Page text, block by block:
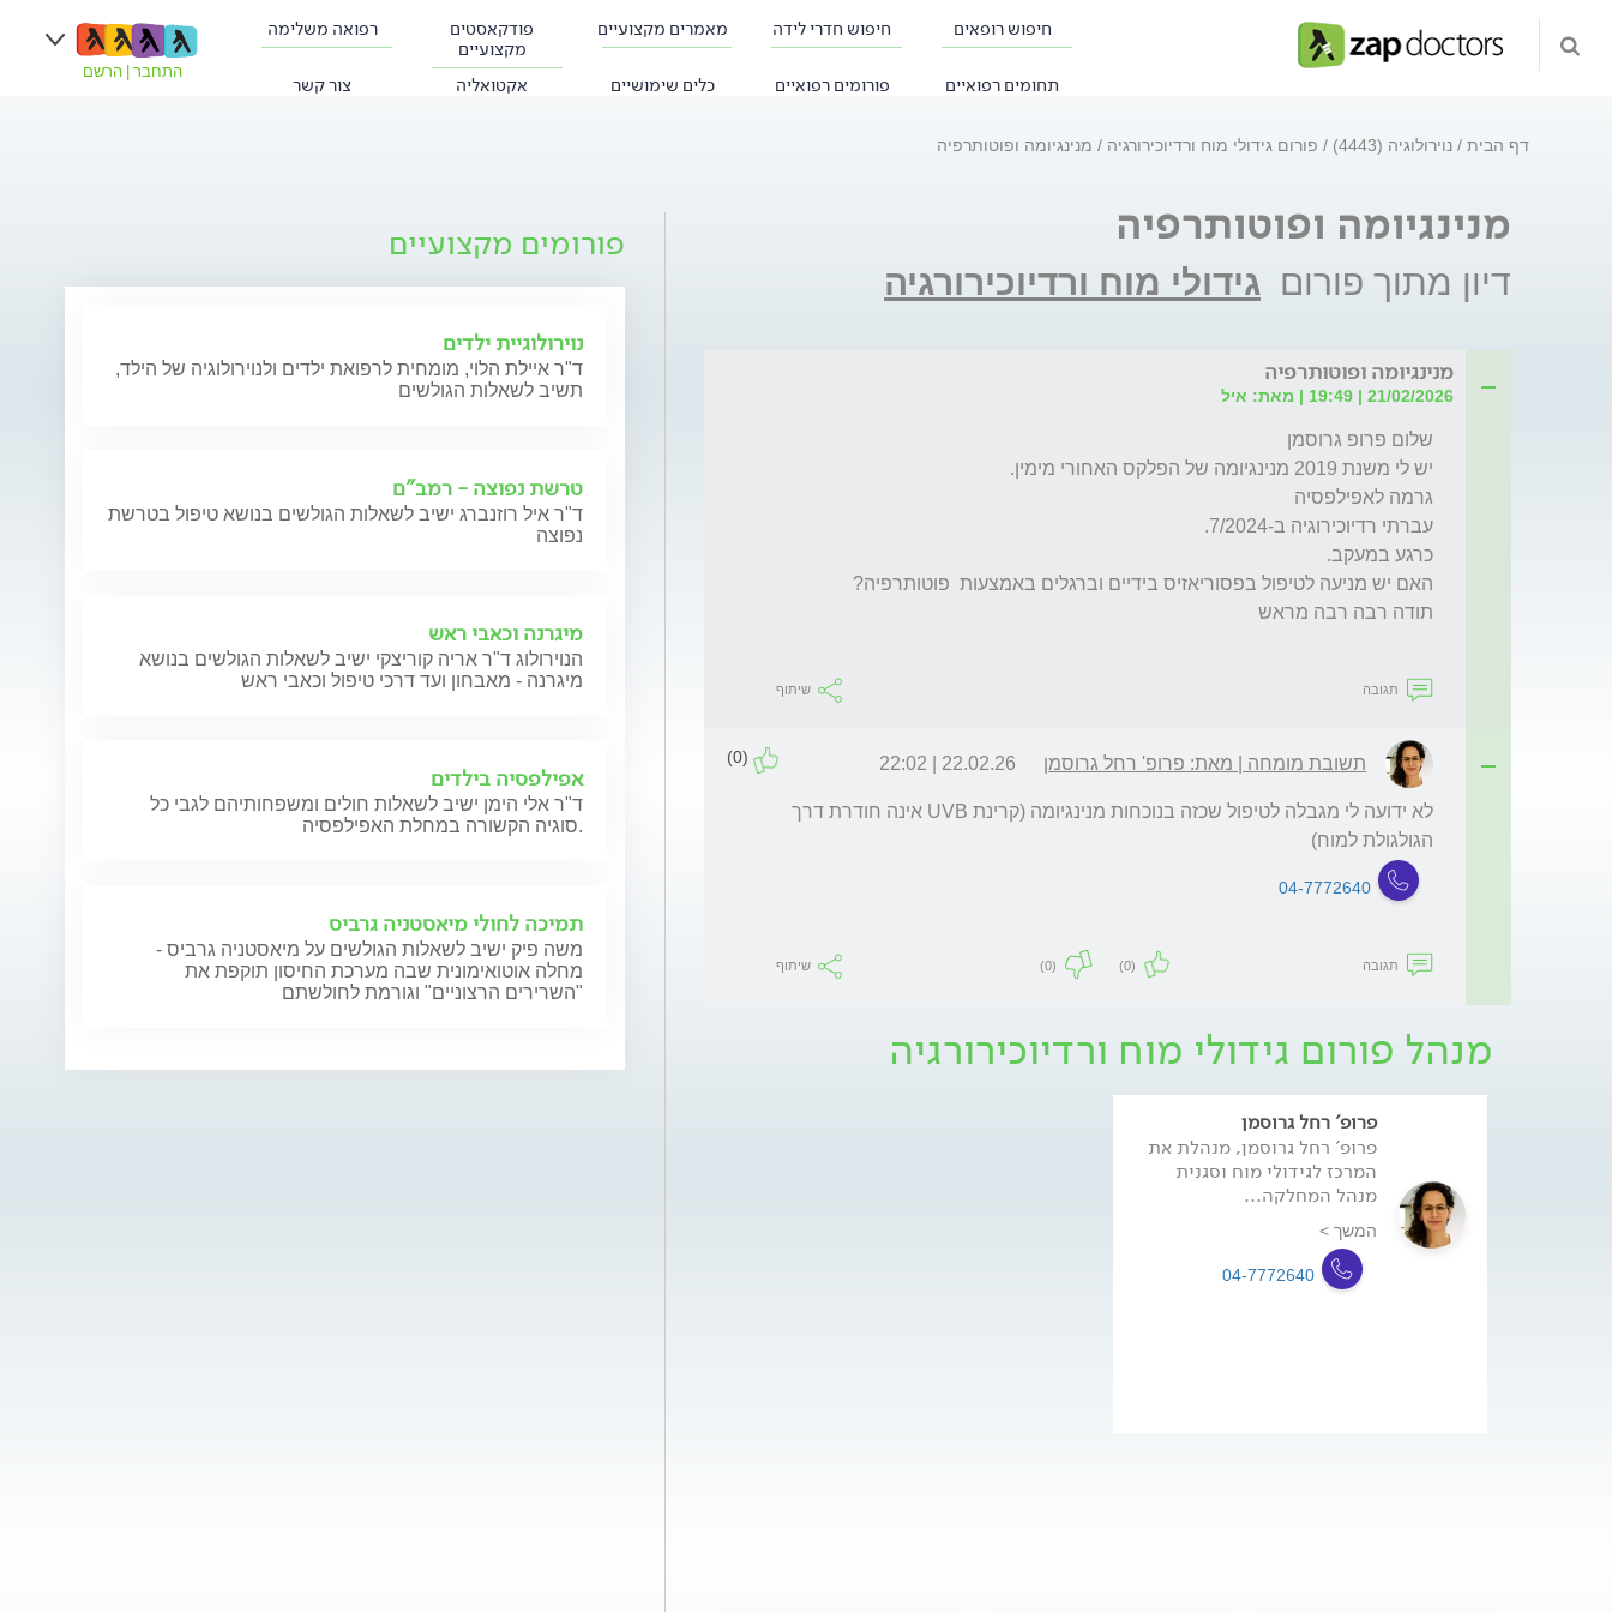
חיפוש רופאים חיפוש חדרי לידה מאמרים מקצועיים
פודקאסטים
מקצועיים
רפואה משלימה
תחומים רפואיים פורומים רפואיים כלים שימושיים אקטואליה צור קשר
התחבר הרשם
דף הבית נוירולוגיה (4443) פורום גידולי מוח ורדיוכירורגיה מנינגיומה ופוטותרפיה
מנינגיומה ופוטותרפיה
דיון מתוך פורום גידולי מוח ורדיוכירורגיה
מנינגיומה ופוטותרפיה
21/02/2026 | 19:49 | מאת: איל
תגובה שיתוף
תשובת מומחה | מאת: פרופ' רחל גרוסמן 22.02.26 | 22:02
(0)
הגולגולת למוח)
04-7772640
תגובה (0)
(0) שיתוף
מנהל פורום גידולי מוח ורדיוכירורגיה
פרופ' רחל גרוסמן
פרופ' רחל גרוסמן, מנהלת את
המרכז לגידולי מוח וסגנית
מנהל המחלקה...
המשך >
04-7772640
פורומים מקצועיים
נוירולוגיית ילדים
ד"ר איילת הלוי, מומחית לרפואת ילדים ולנוירולוגיה של הילד,
תשיב לשאלות הגולשים
טרשת נפוצה - רמב"ם
ד"ר איל רוזנברג ישיב לשאלות הגולשים בנושא טיפול בטרשת
נפוצה
מיגרנה וכאבי ראש
הנוירולוג ד"ר אריה קוריצקי ישיב לשאלות הגולשים בנושא
מיגרנה - מאבחון ועד דרכי טיפול וכאבי ראש
אפילפסיה בילדים
ד"ר אלי הימן ישיב לשאלות חולים ומשפחותיהם לגבי כל
סוגיה הקשורה במחלת האפילפסיה.
תמיכה לחולי מיאסטניה גרביס
משה פיק ישיב לשאלות הגולשים על מיאסטניה גרביס -
מחלה אוטואימונית שבה מערכת החיסון תוקפת את
"השרירים הרצוניים" וגורמת לחולשתם